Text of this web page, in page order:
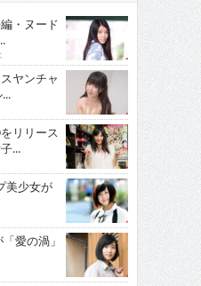
・ヌード
ヤンチャ
リリース
...
美少女が
愛の渦」